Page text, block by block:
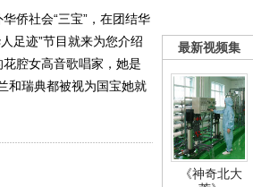
侨社会“三宝”，在团结华
足迹”节目就来为您介绍
腔女高音歌唱家，她是
和瑞典都被视为国宝她就
最新视频集
《神奇北大